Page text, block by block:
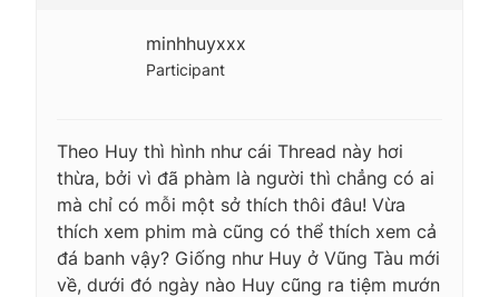
minhhuyxxx
Participant
Theo Huy thì hình như cái Thread này hơi
thừa, bởi vì đã phàm là người thì chẳng có ai
mà chỉ có mỗi một sở thích thôi đâu! Vừa
thích xem phim mà cũng có thể thích xem cả
đá banh vậy? Giống như Huy ở Vũng Tàu mới
về, dưới đó ngày nào Huy cũng ra tiệm mướn